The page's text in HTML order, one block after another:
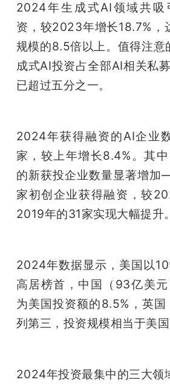
2024年生成式AI领域共吸
资，较2023年增长18.7%，
规模的8.5倍以上。值得注
成式AI投资占全部AI相关私
已超过五分之一。
2024年获得融资的AI企业
家，较上年增长8.4%。其
的新获投企业数量显著增
家初创企业获得融资，较
2019年的31家实现大幅提升。
2024年数据显示，美国以
高居榜首，中国（93亿美
为美国投资额的8.5%，英
列第三，投资规模相当于美国
2024年投资最集中的三大领